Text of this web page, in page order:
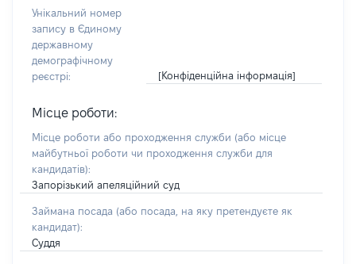
Унікальний номер
запису в Єдиному
державному
демографічному
реєстрі:
[Конфіденційна інформація]
Місце роботи:
Місце роботи або проходження служби (або місце
майбутньої роботи чи проходження служби для
кандидатів):
Запорізький апеляційний суд
Займана посада (або посада, на яку претендуєте як
кандидат):
Суддя